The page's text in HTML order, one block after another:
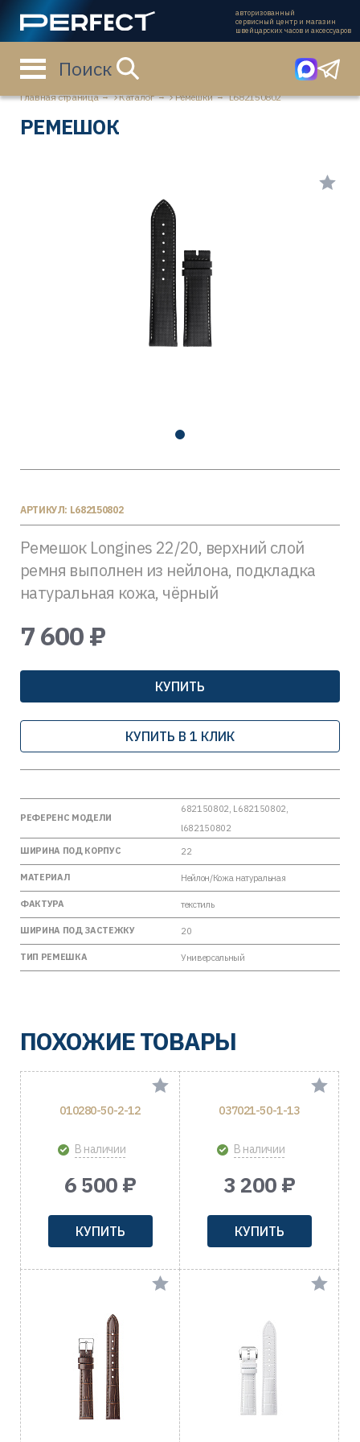
авторизованный
сервисный центр и магазин
швейцарских часов и аксессуаров
Поиск
Главная страница Каталог Ремешки L682150802
РЕМЕШОК
АРТИКУЛ: L682150802
Ремешок Longines 22/20, верхний слой
ремня выполнен из нейлона, подкладка
натуральная кожа, чёрный
7 600 ₽
КУПИТЬ
КУПИТЬ В 1 КЛИК
РЕФЕРЕНС МОДЕЛИ
682150802, L682150802,
l682150802
ШИРИНА ПОД КОРПУС
22
МАТЕРИАЛ Нейлон/Кожа натуральная
ФАКТУРА текстиль
ШИРИНА ПОД ЗАСТЕЖКУ 20
ТИП РЕМЕШКА Универсальный
ПОХОЖИЕ ТОВАРЫ
010280-50-2-12
В наличии
6 500 ₽
КУПИТЬ
037021-50-1-13
В наличии
3 200 ₽
КУПИТЬ